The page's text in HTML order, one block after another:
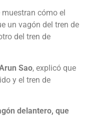
cómo el
un vagón del tren de
del tren de
Sao, explicó que
y el tren de
delantero, que